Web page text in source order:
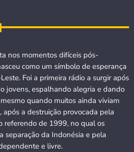
nos momentos difíceis pós-
como um símbolo de esperança
Foi a primeira rádio a surgir após
jovens, espalhando alegria e dando
quando muitos ainda viviam
após a destruição provocada pela
referendo de 1999, no qual os
separação da Indonésia e pela
e livre.